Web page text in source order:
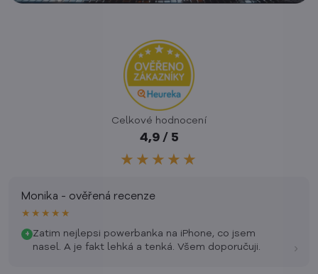
Celkové hodnocení
4,9 / 5
★★★★★
Monika - ověřená recenze
★★★★★
+ Zatim nejlepsi powerbanka na iPhone, co jsem
nasel. A je fakt lehká a tenká. Všem doporučuji.
›